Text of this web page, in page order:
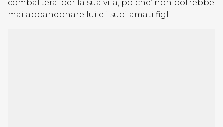
combattera’ per la sua vita, poiche’ non potrebbe
mai abbandonare lui e i suoi amati figli.